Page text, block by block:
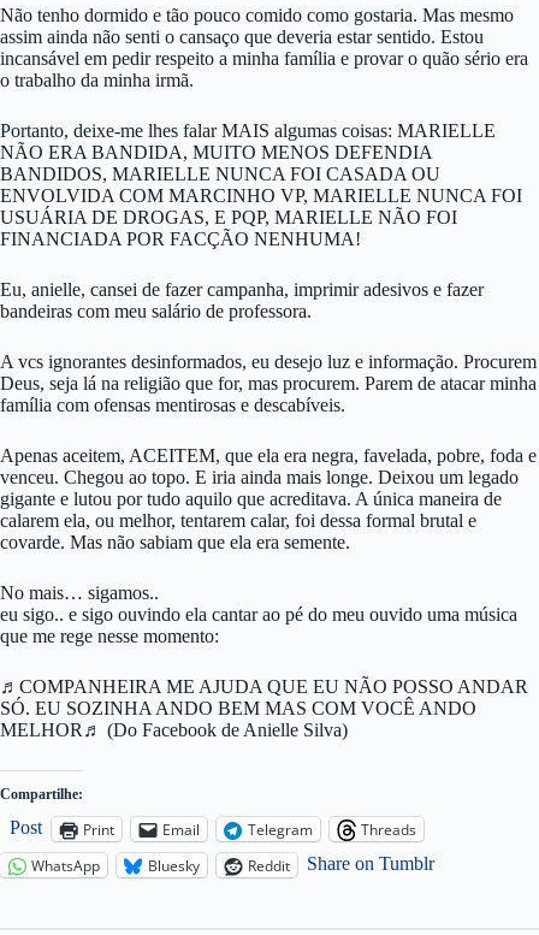
Não tenho dormido e tão pouco comido como gostaria. Mas mesmo
assim ainda não senti o cansaço que deveria estar sentido. Estou
incansável em pedir respeito a minha família e provar o quão sério era
o trabalho da minha irmã.
Portanto, deixe-me lhes falar MAIS algumas coisas: MARIELLE
NÃO ERA BANDIDA, MUITO MENOS DEFENDIA
BANDIDOS, MARIELLE NUNCA FOI CASADA OU
ENVOLVIDA COM MARCINHO VP, MARIELLE NUNCA FOI
USUÁRIA DE DROGAS, E PQP, MARIELLE NÃO FOI
FINANCIADA POR FACÇÃO NENHUMA!
Eu, anielle, cansei de fazer campanha, imprimir adesivos e fazer
bandeiras com meu salário de professora.
A vcs ignorantes desinformados, eu desejo luz e informação. Procurem
Deus, seja lá na religião que for, mas procurem. Parem de atacar minha
família com ofensas mentirosas e descabíveis.
Apenas aceitem, ACEITEM, que ela era negra, favelada, pobre, foda e
venceu. Chegou ao topo. E iria ainda mais longe. Deixou um legado
gigante e lutou por tudo aquilo que acreditava. A única maneira de
calarem ela, ou melhor, tentarem calar, foi dessa formal brutal e
covarde. Mas não sabiam que ela era semente.
No mais… sigamos..
eu sigo.. e sigo ouvindo ela cantar ao pé do meu ouvido uma música
que me rege nesse momento:
♬COMPANHEIRA ME AJUDA QUE EU NÃO POSSO ANDAR
SÓ. EU SOZINHA ANDO BEM MAS COM VOCÊ ANDO
MELHOR♬ (Do Facebook de Anielle Silva)
Compartilhe:
Post Print Email Telegram
Threads
WhatsApp
Bluesky Reddit Share on Tumblr